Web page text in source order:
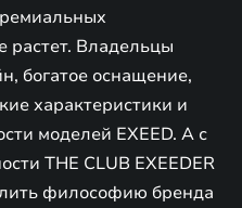
растет. Владельцы
богатое оснащение,
характеристики и
моделей EXEED. А с
THE CLUB EXEEDER
философию бренда